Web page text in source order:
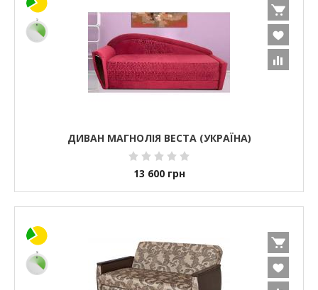
ДИВАН МАГНОЛІЯ ВЕСТА (УКРАЇНА)
13 600 грн